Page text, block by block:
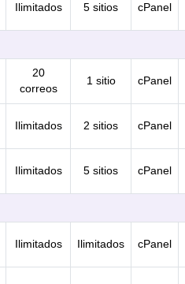
Ilimitados 5 sitios cPanel
20
correos
1 sitio cPanel
Ilimitados 2 sitios cPanel
Ilimitados 5 sitios cPanel
Ilimitados Ilimitados cPanel